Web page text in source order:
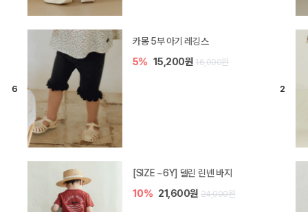
카몽 5부 아기 레깅스
5% 15,200원 16,000원
[SIZE ~6Y] 델린 린넨 바지
10% 21,600원 24,000원